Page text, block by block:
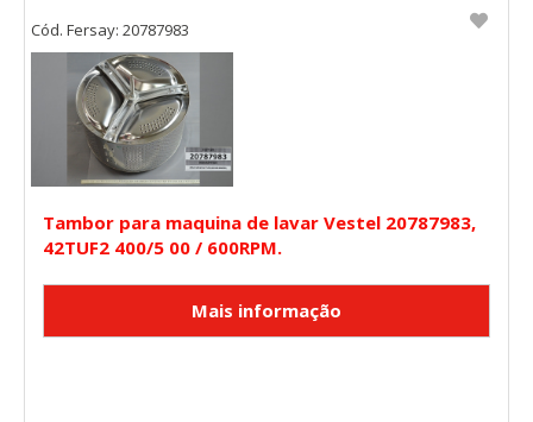
Tambor para maquina de lavar Vestel 20787983,
42TUF2 400/5 00 / 600RPM.
Cód. Fersay: 20787983